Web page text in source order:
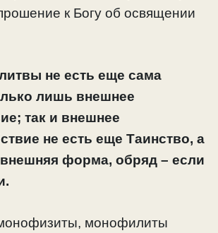
к Богу об освящении
не есть еще сама
лишь внешнее
так и внешнее
не есть еще Таинство, а
форма, обряд – если
монофилиты